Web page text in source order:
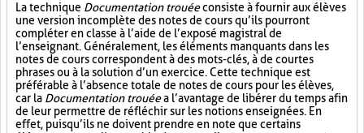
La technique Documentation trouéeconsiste à fournir aux élèves
une version incomplète des notes de cours qu’ils pourront
compléter en classe à l’aide de l’exposé magistral de
l’enseignant. Généralement, les éléments manquants dans les
notes de cours correspondent à des mots-clés, à de courtes
phrases ou à la solution d’un exercice. Cette technique est
préférable à l’absence totale de notes de cours pour les élèves,
car la Documentation trouéea l’avantage de libérer du temps afin
de leur permettre de réfléchir sur les notions enseignées. En
effet, puisqu’ils ne doivent prendre en note que certains